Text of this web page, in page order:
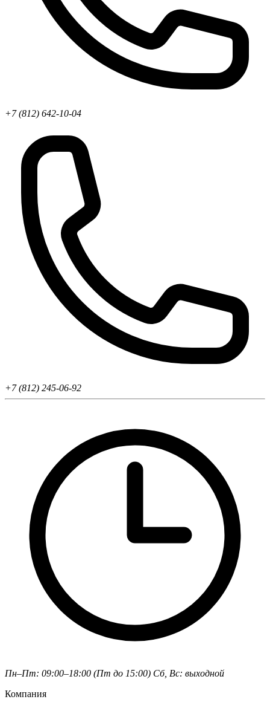
+7 (812) 642-10-04
+7 (812) 245-06-92
Пн–Пт: 09:00–18:00 (Пт до 15:00) Сб, Вс: выходной
Компания